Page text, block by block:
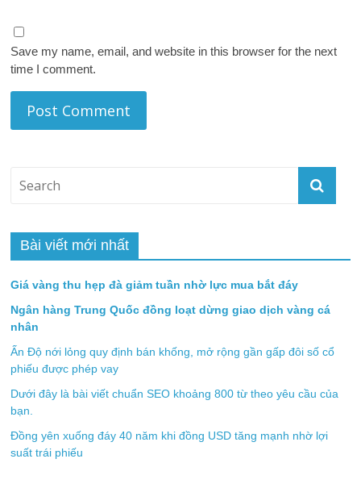
Save my name, email, and website in this browser for the next
time I comment.
Bài viết mới nhất
Giá vàng thu hẹp đà giảm tuần nhờ lực mua bắt đáy
Ngân hàng Trung Quốc đồng loạt dừng giao dịch vàng cá
nhân
Ấn Độ nới lỏng quy định bán khống, mở rộng gần gấp đôi số cổ
phiếu được phép vay
Dưới đây là bài viết chuẩn SEO khoảng 800 từ theo yêu cầu của
bạn.
Đồng yên xuống đáy 40 năm khi đồng USD tăng mạnh nhờ lợi
suất trái phiếu